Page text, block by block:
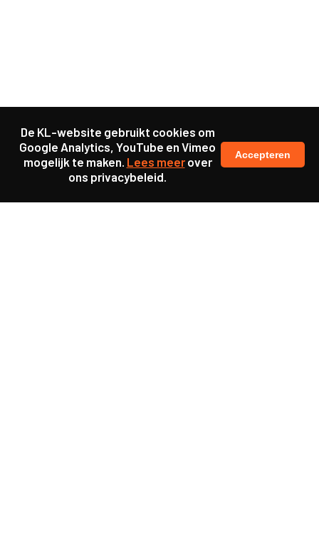
De KL-website gebruikt cookies om
Google Analytics, YouTube en Vimeo
mogelijk te maken. Lees meerover
ons privacybeleid.
Accepteren